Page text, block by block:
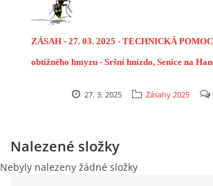
ZÁSAH - 27. 03. 2025 - TECHNICKÁ
obtížného hmyzu - Sršní hnízdo, Senice na
27. 3. 2025
Zásahy 2025
Nalezené složky
Nebyly nalezeny žádné složky